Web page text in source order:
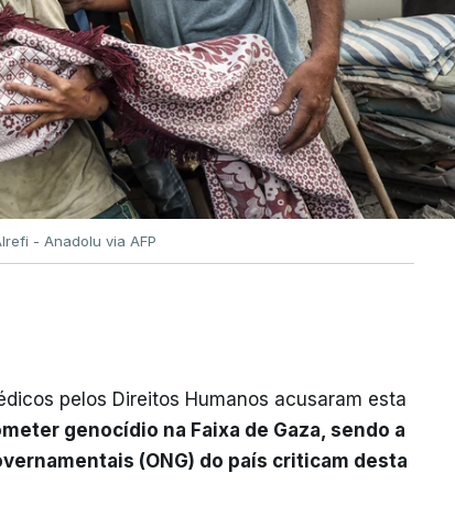
- Anadolu via AFP
pelos Direitos Humanos acusaram esta
genocídio na Faixa de Gaza, sendo a
(ONG) do país criticam desta